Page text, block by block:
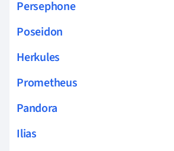
Persephone
Poseidon
Herkules
Prometheus
Pandora
Ilias